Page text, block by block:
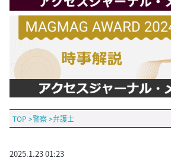
TOP >警察>弁護士
2025.1.23 01:23